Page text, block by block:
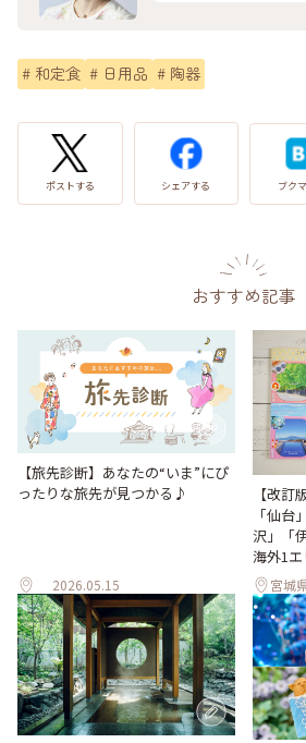
# 和定食 # 日用品 # 陶器
ポストする シェアする ブク
おすすめ記事
【旅先診断】あなたの“いま”にぴ
ったりな旅先が見つかる♪
2026.05.15
【改訂
「仙
沢」「
海外1
宮城